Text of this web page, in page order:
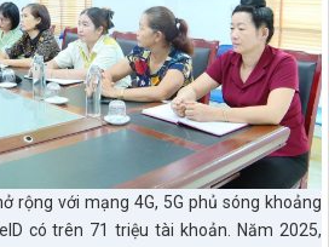
rộng với mạng 4G, 5G phủ sóng khoảng
có trên 71 triệu tài khoản. Năm 2025,